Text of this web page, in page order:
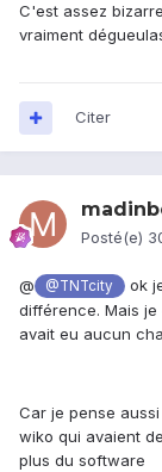
C'est assez
vraiment
Citer
Posté(e)
@ @TNTcity
ok
différence. Mais
avait eu aucun
Car je pense
wiko qui avaient
plus du software